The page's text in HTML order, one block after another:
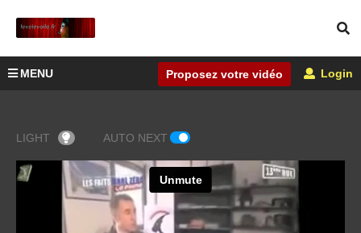
MENU Proposez votre vidéo Login
LIGHT AUTO NEXT